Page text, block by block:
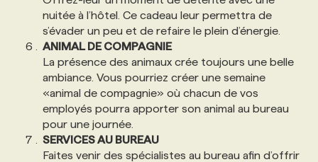
nuitée à l’hôtel. Ce cadeau leur permettra de
s’évader un peu et de refaire le plein d’énergie.
ANIMAL DE COMPAGNIE
La présence des animaux crée toujours une belle
ambiance. Vous pourriez créer une semaine
«animal de compagnie» où chacun de vos
employés pourra apporter son animal au bureau
pour une journée.
SERVICES AU BUREAU
Faites venir des spécialistes au bureau afin d’offrir